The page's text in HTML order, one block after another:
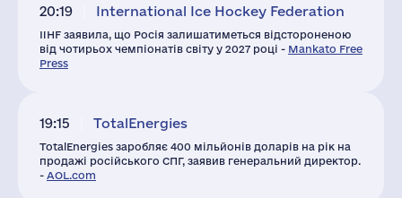
20:19 International Ice Hockey Federation
IIHF заявила, що Росія залишатиметься відстороненою
від чотирьох чемпіонатів світу у 2027 році - Mankato Free
Press
19:15 TotalEnergies
TotalEnergies заробляє 400 мільйонів доларів на рік на
продажі російського СПГ, заявив генеральний директор.
- AOL.com